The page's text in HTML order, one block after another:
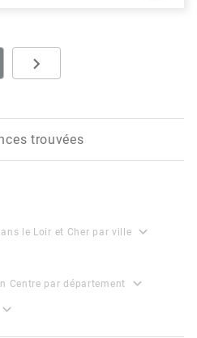
navigate_next
trouvées
le Loir et Cher par ville expand_more
Centre par département expand_more
expand_more